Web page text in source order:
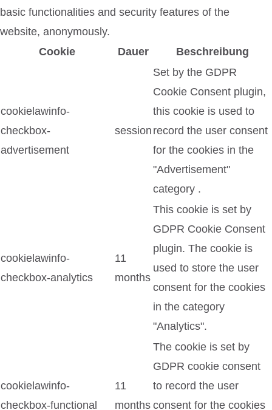
basic functionalities and security features of the
website, anonymously.
Cookie
Dauer Beschreibung
cookielawinfo-
checkbox-
advertisement
session
Set by the GDPR
Cookie Consent plugin,
this cookie is used to
record the user consent
for the cookies in the
"Advertisement"
category .
cookielawinfo-
checkbox-analytics
11
months
This cookie is set by
GDPR Cookie Consent
plugin. The cookie is
used to store the user
consent for the cookies
in the category
"Analytics".
cookielawinfo-
checkbox-functional
11
months
The cookie is set by
GDPR cookie consent
to record the user
consent for the cookies